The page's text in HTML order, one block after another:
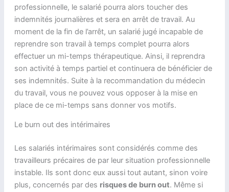
professionnelle, le salarié pourra alors toucher des
indemnités journalières et sera en arrêt de travail. Au
moment de la fin de l’arrêt, un salarié jugé incapable de
reprendre son travail à temps complet pourra alors
effectuer un mi-temps thérapeutique. Ainsi, il reprendra
son activité à temps partiel et continuera de bénéficier de
ses indemnités. Suite à la recommandation du médecin
du travail, vous ne pouvez vous opposer à la mise en
place de ce mi-temps sans donner vos motifs.
Le burn out des intérimaires
Les salariés intérimaires sont considérés comme des
travailleurs précaires de par leur situation professionnelle
instable. Ils sont donc eux aussi tout autant, sinon voire
plus, concernés par des risques de burn out. Même si